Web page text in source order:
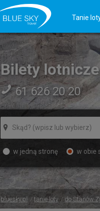
Tanie
Bilety
61 626 20 20
w jedną stronę w obie
bluesky.pl tanie loty do Stanów